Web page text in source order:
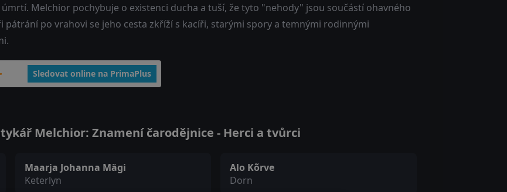
Melchior pochybuje o existenci ducha a tuší, že tyto "nehody" jsou součástí ohavného
pátrání po vrahovi se jeho cesta zkříží s kacíři, starými spory a temnými rodinnými
Sledovat online na PrimaPlus
Melchior: Znamení čarodějnice - Herci a tvůrci
Maarja Johanna Mägi
Keterlyn
Alo Kõrve
Dorn